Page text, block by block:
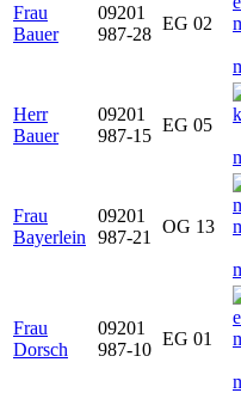
Frau
Bauer
09201
987-28
EG 02
Herr
Bauer
09201
987-15
EG 05
Frau
Bayerlein
09201
987-21
OG 13
Frau
Dorsch
09201
987-10
EG 01